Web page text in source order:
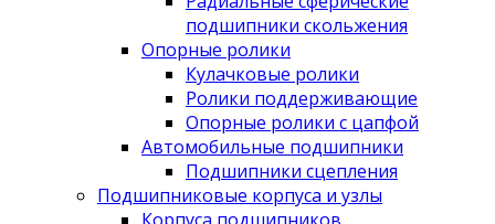
подшипники скольжения
Опорные ролики
Кулачковые ролики
Ролики поддерживающие
Опорные ролики с цапфой
Автомобильные подшипники
Подшипники сцепления
Подшипниковые корпуса и узлы